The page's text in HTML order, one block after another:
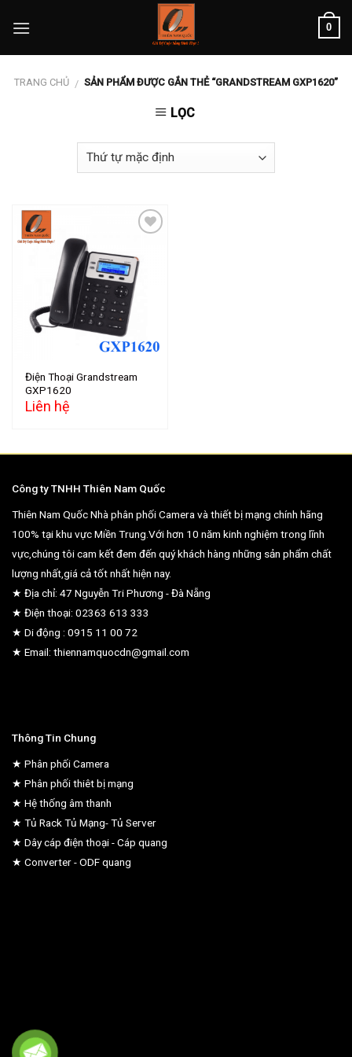
0
TRANG CHỦ / SẢN PHẨM ĐƯỢC GẮN THẺ “GRANDSTREAM GXP1620”
LỌC
Add to
wishlist
Điện Thoại Grandstream
GXP1620
Liên hệ
Công ty TNHH Thiên Nam Quốc
Thiên Nam Quốc Nhà phân phối Camera và thiết bị mạng chính hãng
100% tại khu vực Miền Trung.Với hơn 10 năm kinh nghiệm trong lĩnh
vực,chúng tôi cam kết đem đến quý khách hàng những sản phẩm chất
lượng nhất,giá cả tốt nhất hiện nay.
★ Địa chỉ: 47 Nguyễn Tri Phương - Đà Nẵng
★ Điện thoại: 02363 613 333
★ Di động : 0915 11 00 72
★ Email: thiennamquocdn@gmail.com
Thông Tin Chung
★ Phân phối Camera
★ Phân phối thiêt bị mạng
★ Hệ thống âm thanh
★ Tủ Rack Tủ Mạng- Tủ Server
★ Dây cáp điện thoại - Cáp quang
★ Converter - ODF quang